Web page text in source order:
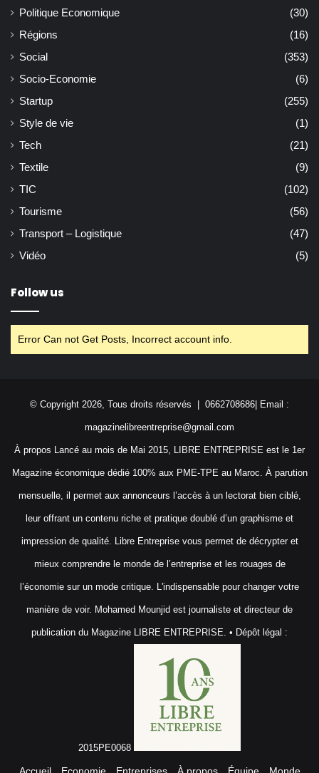
Politique Economique
(30)
Régions
(16)
Social
(353)
Socio-Economie
(6)
Startup
(255)
Style de vie
(1)
Tech
(21)
Textile
(9)
TIC
(102)
Tourisme
(56)
Transport – Logistique
(47)
Vidéo
(5)
Follow us
Error Can not Get Posts, Incorrect account info.
© Copyright 2026, Tous droits réservés | 0662708686| Email :
magazinelibreentreprise@gmail.com
À propos Lancé au mois de Mai 2015, LIBRE ENTREPRISE est le 1er
Magazine économique dédié 100% aux PME-TPE au Maroc. À parution
mensuelle, il permet aux annonceurs l’accès à un lectorat bien ciblé,
leur offrant un contenu riche et pratique doublé d’un graphisme et
impression de qualité. Libre Entreprise vous permet de décrypter et
mieux comprendre le monde de l’entreprise et les rouages de
l’économie sur un mode critique. L'indispensable pour changer votre
manière de voir. Mohamed Mounjid est journaliste et directeur de
publication du Magazine LIBRE ENTREPRISE. • Dépôt légal :
2015PE0068